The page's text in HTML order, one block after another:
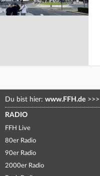
Du bist hier: www.FFH.de >>>
RADIO
FFH Live
80er Radio
90er Radio
2000er Radio